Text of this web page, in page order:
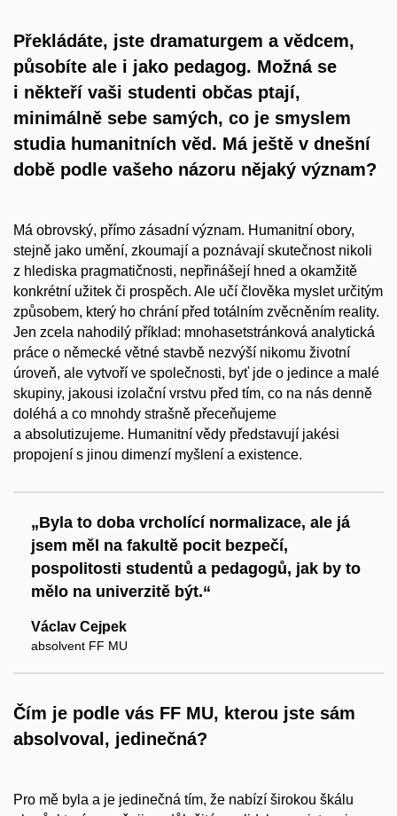
Překládáte, jste dramaturgem a vědcem,
působíte ale i jako pedagog. Možná se
i někteří vaši studenti občas ptají,
minimálně sebe samých, co je smyslem
studia humanitních věd. Má ještě v dnešní
době podle vašeho názoru nějaký význam?
Má obrovský, přímo zásadní význam. Humanitní obory,
stejně jako umění, zkoumají a poznávají skutečnost nikoli
z hlediska pragmatičnosti, nepřinášejí hned a okamžitě
konkrétní užitek či prospěch. Ale učí člověka myslet určitým
způsobem, který ho chrání před totálním zvěcněním reality.
Jen zcela nahodilý příklad: mnohasetstránková analytická
práce o německé větné stavbě nezvýší nikomu životní
úroveň, ale vytvoří ve společnosti, byť jde o jedince a malé
skupiny, jakousi izolační vrstvu před tím, co na nás denně
doléhá a co mnohdy strašně přeceňujeme
a absolutizujeme. Humanitní vědy představují jakési
propojení s jinou dimenzí myšlení a existence.
„Byla to doba vrcholící normalizace, ale já
jsem měl na fakultě pocit bezpečí,
pospolitosti studentů a pedagogů, jak by to
mělo na univerzitě být.“
Václav Cejpek
absolvent FF MU
Čím je podle vás FF MU, kterou jste sám
absolvoval, jedinečná?
Pro mě byla a je jedinečná tím, že nabízí širokou škálu